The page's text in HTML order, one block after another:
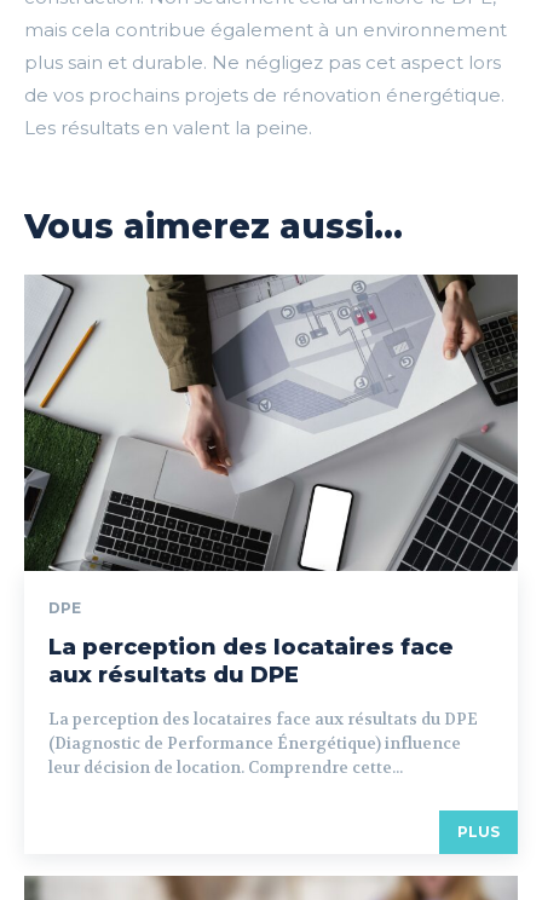
mais cela contribue également à un environnement
plus sain et durable. Ne négligez pas cet aspect lors
de vos prochains projets de rénovation énergétique.
Les résultats en valent la peine.
Vous aimerez aussi...
DPE
La perception des locataires face
aux résultats du DPE
La perception des locataires face aux résultats du DPE
(Diagnostic de Performance Énergétique) influence
leur décision de location. Comprendre cette...
PLUS